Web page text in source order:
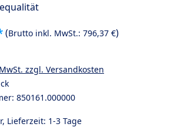
(Brutto inkl. MwSt.: 796,37 €)
zzgl. Versandkosten
850161.000000
Lieferzeit: 1-3 Tage